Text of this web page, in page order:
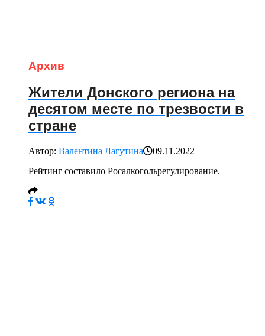
Архив
Жители Донского региона на
десятом месте по трезвости в
стране
Автор: Валентина Лагутина
09.11.2022
Рейтинг составило Росалкогольрегулирование.